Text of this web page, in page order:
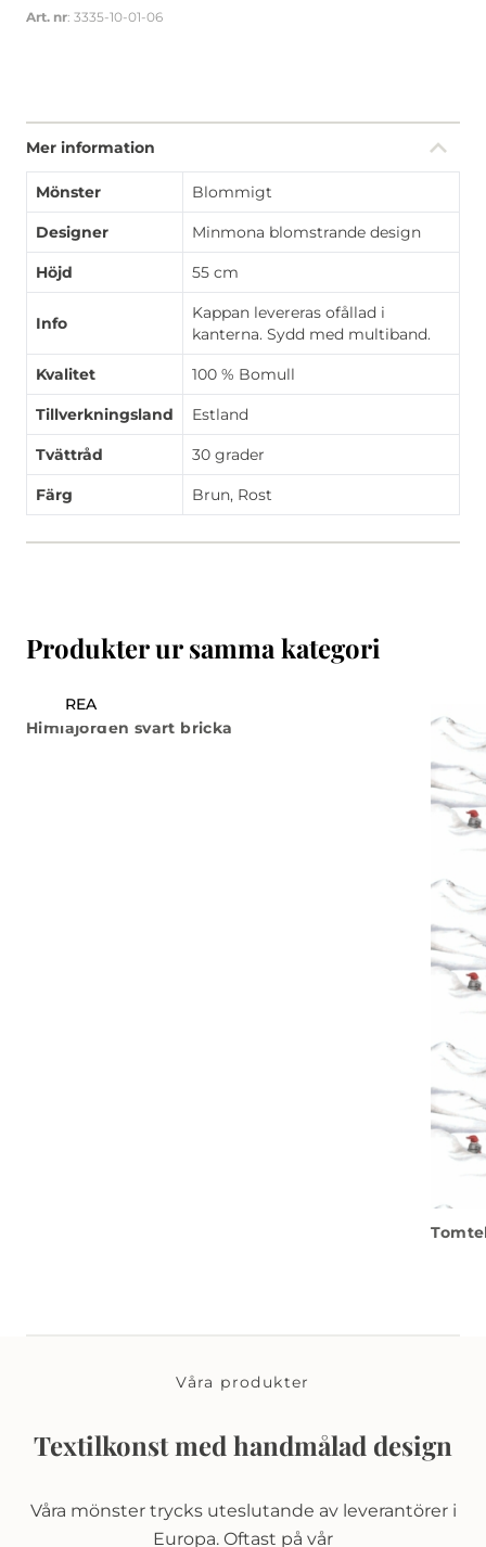
Art. nr: 3335-10-01-06
Mer information
Mönster Blommigt
Designer Minmona blomstrande design
Höjd 55 cm
Info
Kappan levereras ofållad i
kanterna. Sydd med multiband.
Kvalitet 100 % Bomull
Tillverkningsland Estland
Tvättråd 30 grader
Färg Brun, Rost
Produkter ur samma kategori
REA
Himlajorden svart bricka
Våra produkter
Textilkonst med handmålad design
Våra mönster trycks uteslutande av leverantörer i
Europa. Oftast på vår